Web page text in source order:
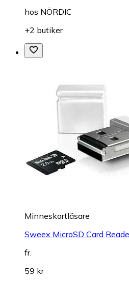
hos NÖRDIC
+2 butiker
Minneskortläsare
Sweex MicroSD Card
fr.
59 kr